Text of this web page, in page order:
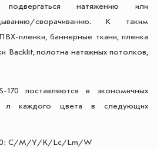
подвергаться натяжению или
сворачиванию. К таким
пленки, баннерные ткани, пленка
Backlit, полотна натяжных потолков,
170 поставляются в экономичных
л каждого цвета в следующих
C/M/Y/K/Lc/Lm/W